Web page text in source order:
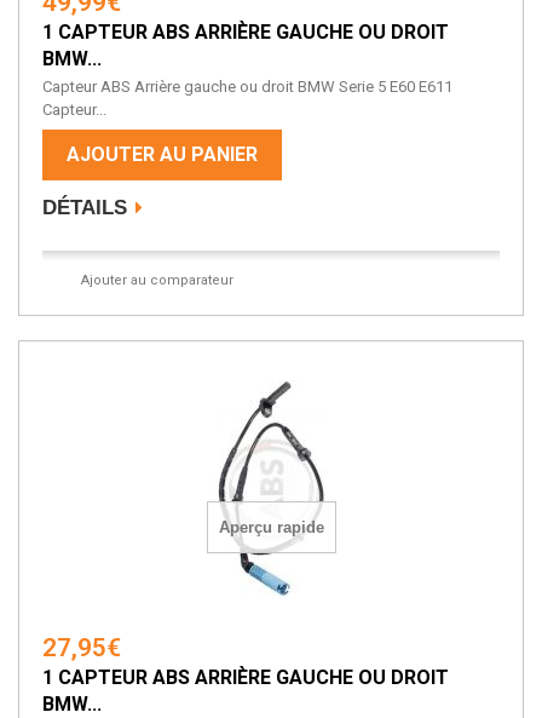
1 CAPTEUR ABS ARRIÈRE GAUCHE OU DROIT
BMW...
Capteur ABS Arrière gauche ou droit BMW Serie 5 E60 E611
Capteur...
AJOUTER AU PANIER
DÉTAILS
Ajouter au comparateur
Aperçu rapide
27,95€
1 CAPTEUR ABS ARRIÈRE GAUCHE OU DROIT
BMW...